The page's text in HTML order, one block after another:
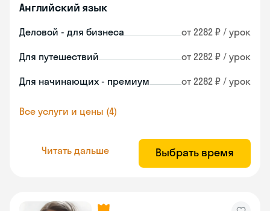
Английский язык
Деловой - для бизнеса от 2282 ₽ / урок
Для путешествий от 2282 ₽ / урок
Для начинающих - премиум от 2282 ₽ / урок
Все услуги и цены (4)
Читать дальше Выбрать время